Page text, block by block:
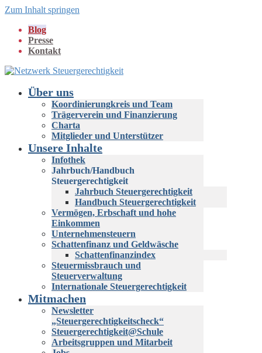
Zum Inhalt springen
Blog
Presse
Kontakt
Über uns
Koordinierungkreis und Team
Trägerverein und Finanzierung
Charta
Mitglieder und Unterstützer
Unsere Inhalte
Infothek
Jahrbuch/Handbuch
Steuergerechtigkeit
Jahrbuch Steuergerechtigkeit
Handbuch Steuergerechtigkeit
Vermögen, Erbschaft und hohe
Einkommen
Unternehmensteuern
Schattenfinanz und Geldwäsche
Schattenfinanzindex
Steuermissbrauch und
Steuerverwaltung
Internationale Steuergerechtigkeit
Mitmachen
Newsletter
„Steuergerechtigkeitscheck“
Steuergerechtigkeit@Schule
Arbeitsgruppen und Mitarbeit